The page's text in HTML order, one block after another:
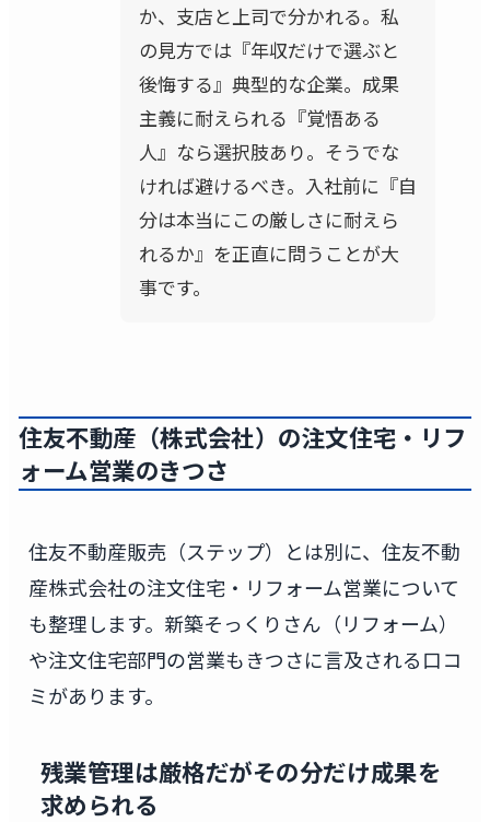
か、支店と上司で分かれる。私
の見方では『年収だけで選ぶと
後悔する』典型的な企業。成果
主義に耐えられる『覚悟ある
人』なら選択肢あり。そうでな
ければ避けるべき。入社前に『自
分は本当にこの厳しさに耐えら
れるか』を正直に問うことが大
事です。
住友不動産（株式会社）の注文住宅・リフ
ォーム営業のきつさ
住友不動産販売（ステップ）とは別に、住友不動
産株式会社の注文住宅・リフォーム営業について
も整理します。新築そっくりさん（リフォーム）
や注文住宅部門の営業もきつさに言及される口コ
ミがあります。
残業管理は厳格だがその分だけ成果を
求められる